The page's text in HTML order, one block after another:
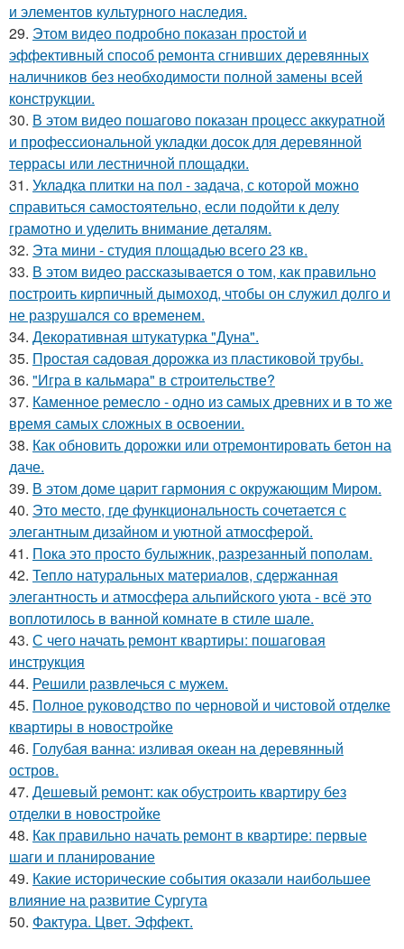
и элементов культурного наследия.
29. Этом видео подробно показан простой и
эффективный способ ремонта сгнивших деревянных
наличников без необходимости полной замены всей
конструкции.
30. В этом видео пошагово показан процесс аккуратной
и профессиональной укладки досок для деревянной
террасы или лестничной площадки.
31. Укладка плитки на пол - задача, с которой можно
справиться самостоятельно, если подойти к делу
грамотно и уделить внимание деталям.
32. Эта мини - студия площадью всего 23 кв.
33. В этом видео рассказывается о том, как правильно
построить кирпичный дымоход, чтобы он служил долго и
не разрушался со временем.
34. Декоративная штукатурка "Дуна".
35. Простая садовая дорожка из пластиковой трубы.
36. "Игра в кальмара" в строительстве?
37. Каменное ремесло - одно из самых древних и в то же
время самых сложных в освоении.
38. Как обновить дорожки или отремонтировать бетон на
даче.
39. В этом доме царит гармония с окружающим Миром.
40. Это место, где функциональность сочетается с
элегантным дизайном и уютной атмосферой.
41. Пока это просто булыжник, разрезанный пополам.
42. Тепло натуральных материалов, сдержанная
элегантность и атмосфера альпийского уюта - всё это
воплотилось в ванной комнате в стиле шале.
43. С чего начать ремонт квартиры: пошаговая
инструкция
44. Решили развлечься с мужем.
45. Полное руководство по черновой и чистовой отделке
квартиры в новостройке
46. Голубая ванна: изливая океан на деревянный
остров.
47. Дешевый ремонт: как обустроить квартиру без
отделки в новостройке
48. Как правильно начать ремонт в квартире: первые
шаги и планирование
49. Какие исторические события оказали наибольшее
влияние на развитие Сургута
50. Фактура. Цвет. Эффект.